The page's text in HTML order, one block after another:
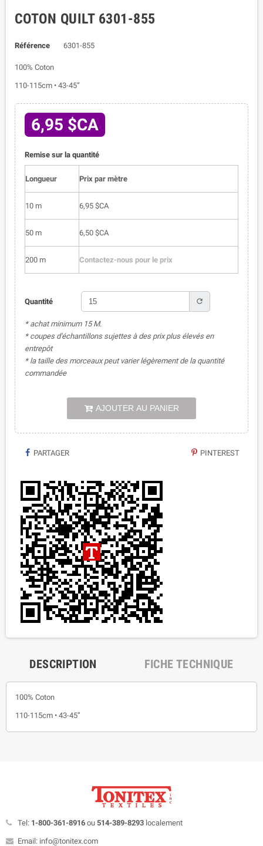
COTON QUILT 6301-855
Référence 6301-855
100% Coton
110-115cm • 43-45”
6,95 $CA
Remise sur la quantité
Longueur Prix par mètre
10 m 6,95 $CA
50 m 6,50 $CA
200 m Contactez-nous pour le prix
Quantité refresh
* achat minimum 15 M.
* coupes d'échantillons sujettes à des prix plus élevés en
entrepôt
* la taille des morceaux peut varier légèrement de la quantité
commandée
AJOUTER AU PANIER
PARTAGER PINTEREST
DESCRIPTION FICHE TECHNIQUE
100% Coton
110-115cm • 43-45”
Tel: 1-800-361-8916 ou 514-389-8293 localement
Email: info@tonitex.com